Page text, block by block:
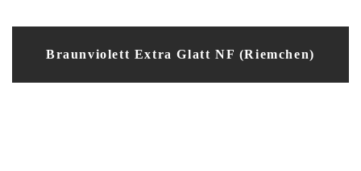
Braunviolett Extra Glatt NF (Riemchen)